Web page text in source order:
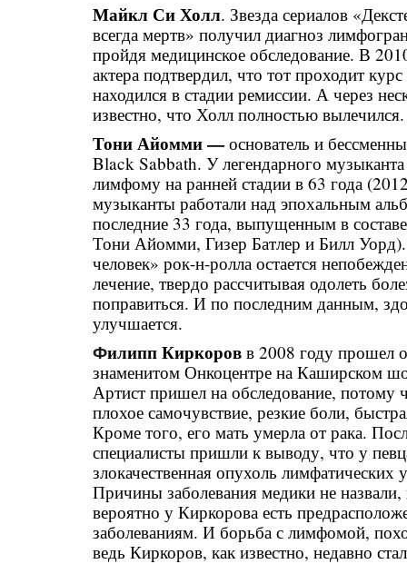
Майкл Си Холл. Звезда сериалов
всегда мертв» получил диагноз
пройдя медицинское обследование. В
актера подтвердил, что тот проходит
находился в стадии ремиссии. А через
известно, что Холл полностью вылечился.
Тони Айомми —основатель и
Black Sabbath. У легендарного
лимфому на ранней стадии в 63 года
музыканты работали над эпохальным
последние 33 года, выпущенным в
Тони Айомми, Гизер Батлер и Билл
человек» рок-н-ролла остается
лечение, твердо рассчитывая одолеть
поправиться. И по последним данным,
улучшается.
Филипп Киркоров в 2008 году прошел
знаменитом Онкоцентре на Каширском
Артист пришел на обследование, потому
плохое самочувствие, резкие боли,
Кроме того, его мать умерла от рака.
специалисты пришли к выводу, что у
злокачественная опухоль
Причины заболевания медики не назвали,
вероятно у Киркорова есть
заболеваниям. И борьба с лимфомой,
ведь Киркоров, как известно, недавно